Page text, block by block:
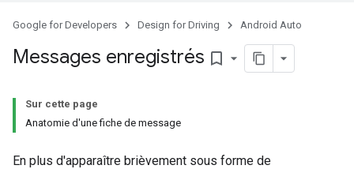
Google for Developers Design for Driving Android Auto
Messages enregistrés bookmark_border
Sur cette page
Anatomie d'une fiche de message
En plus d'apparaître brièvement sous forme de